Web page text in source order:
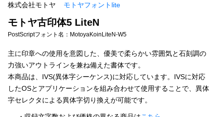
カート
マイページ
お気に入り
ご利用ガイド
宋朝体
教科書体 行書体
草書体
江戸文字 デザイン毛筆
すべてを表示
株式会社モトヤ モトヤフォントlite
モトヤ古印体5 LiteN
PostScriptフォント名： MotoyaKoinLiteN-W5
主に印章への使用を意図した、優美で柔らかい雰囲気と石刻調の
力強いアウトラインを兼ね備えた書体です。
本商品は、IVS(異体字シーケンス)に対応しています。IVSに対応
したOSとアプリケーションを組み合わせて使用することで、異体
字セレクタによる異体字切り換えが可能です。